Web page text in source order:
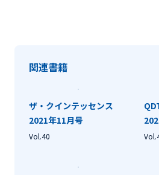
関連書籍
ザ・クインテッセンス
2021年11月号
Vol.40